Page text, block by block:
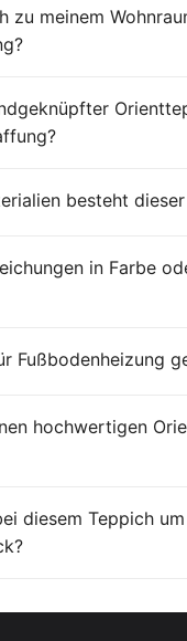
zu meinem
besteht
in Farbe
Fußbodenheizung
hochwertigen
diesem Teppich